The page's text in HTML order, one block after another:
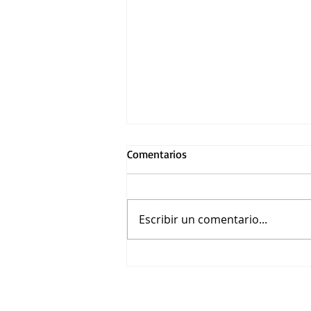
Comentarios
Escribir un comentario...